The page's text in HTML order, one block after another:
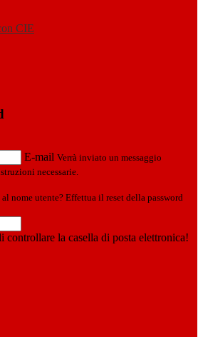
CIE
E-mail Verrà inviato un messaggio
necessarie.
nome utente? Effettua il reset della password
controllare la casella di posta elettronica!